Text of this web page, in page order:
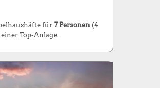
für 7 Personen(4
Top-Anlage.